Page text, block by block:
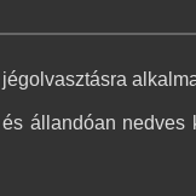
állandóan